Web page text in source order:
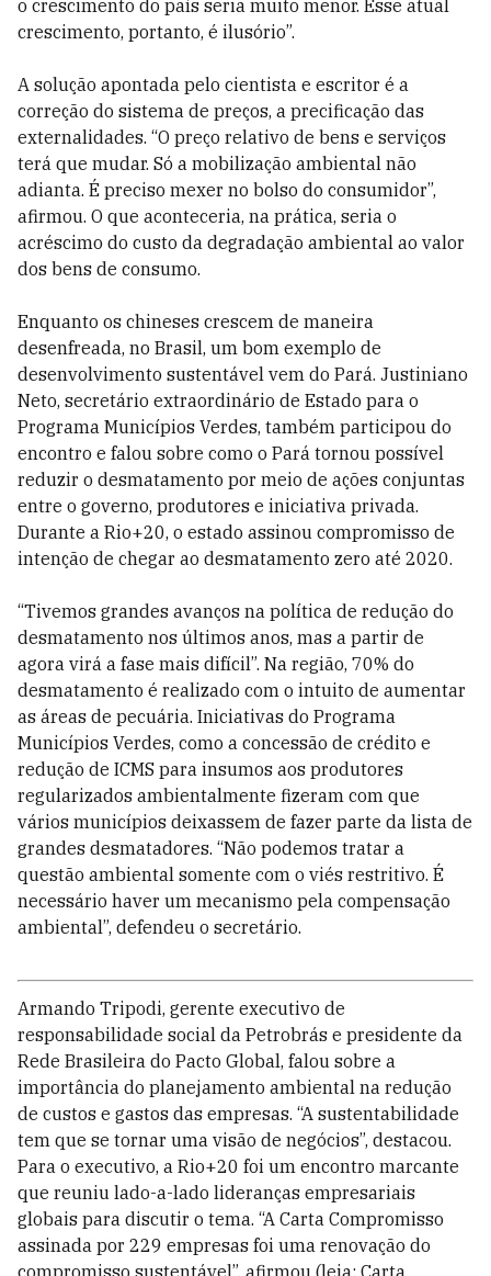
o crescimento do país seria muito menor. Esse atual
crescimento, portanto, é ilusório”.
A solução apontada pelo cientista e escritor é a
correção do sistema de preços, a precificação das
externalidades. “O preço relativo de bens e serviços
terá que mudar. Só a mobilização ambiental não
adianta. É preciso mexer no bolso do consumidor”,
afirmou. O que aconteceria, na prática, seria o
acréscimo do custo da degradação ambiental ao valor
dos bens de consumo.
Enquanto os chineses crescem de maneira
desenfreada, no Brasil, um bom exemplo de
desenvolvimento sustentável vem do Pará. Justiniano
Neto, secretário extraordinário de Estado para o
Programa Municípios Verdes, também participou do
encontro e falou sobre como o Pará tornou possível
reduzir o desmatamento por meio de ações conjuntas
entre o governo, produtores e iniciativa privada.
Durante a Rio+20, o estado assinou compromisso de
intenção de chegar ao desmatamento zero até 2020.
“Tivemos grandes avanços na política de redução do
desmatamento nos últimos anos, mas a partir de
agora virá a fase mais difícil”. Na região, 70% do
desmatamento é realizado com o intuito de aumentar
as áreas de pecuária. Iniciativas do Programa
Municípios Verdes, como a concessão de crédito e
redução de ICMS para insumos aos produtores
regularizados ambientalmente fizeram com que
vários municípios deixassem de fazer parte da lista de
grandes desmatadores. “Não podemos tratar a
questão ambiental somente com o viés restritivo. É
necessário haver um mecanismo pela compensação
ambiental”, defendeu o secretário.
Armando Tripodi, gerente executivo de
responsabilidade social da Petrobrás e presidente da
Rede Brasileira do Pacto Global, falou sobre a
importância do planejamento ambiental na redução
de custos e gastos das empresas. “A sustentabilidade
tem que se tornar uma visão de negócios”, destacou.
Para o executivo, a Rio+20 foi um encontro marcante
que reuniu lado-a-lado lideranças empresariais
globais para discutir o tema. “A Carta Compromisso
assinada por 229 empresas foi uma renovação do
compromisso sustentável”, afirmou (leia: Carta